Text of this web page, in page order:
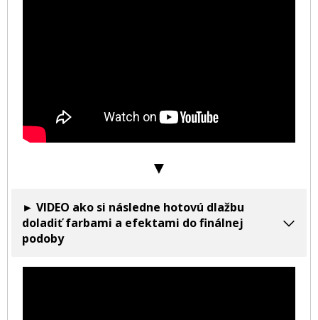
▼
► VIDEO ako si následne hotovú dlažbu
doladiť farbami a efektami do finálnej
podoby